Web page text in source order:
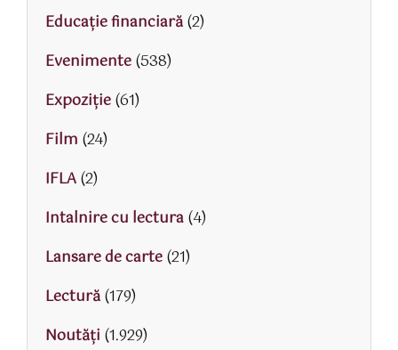
Educaţie financiară(2)
Evenimente(538)
Expoziție(61)
Film (24)
IFLA(2)
Intalnire cu lectura(4)
Lansare de carte(21)
Lectură(179)
Noutăți (1.929)